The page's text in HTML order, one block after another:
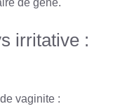
de gêne.
irritative :
vaginite :